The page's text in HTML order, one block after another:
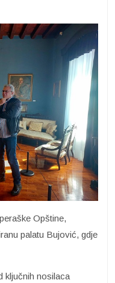
Opštine,
palatu Bujović, gdje
ključnih nosilaca